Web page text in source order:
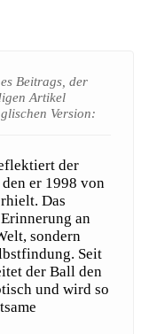
der
er 1998 von
Das
an
sondern
Seit
der Ball den
und wird so